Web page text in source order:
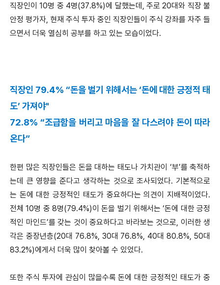
직장인이 10명 중 4명(37.8%)에 달했는데, 주로 20대와 직장 불
안정 평가자, 현재 주식 투자 중인 직장인들이 주식 강좌를 자주 들
으면서 더욱 열심히 공부를 하고 있는 모습이었다.
직장인 79.4% “돈을 벌기 위해서는 ‘돈에 대한 긍정적 태
도’ 가져야"
72.8% “조급함을 버리고 마음을 잘 다스려야 돈이 따라
온다”
한편 많은 직장인들은 돈을 대하는 태도나 가치관이 ‘부’를 축적하
는데 큰 영향을 준다고 생각하는 것으로 조사되었다. 기본적으로
는 돈에 대한 긍정적인 태도가 중요하다는 의견이 지배적이었다.
전체 10명 중 8명(79.4%)이 돈을 벌기 위해서는 ‘돈에 대한 긍정
적인 마인드’를 갖는 것이 중요하다고 바라보는 것으로, 이러한 생
각은 중장년층(20대 76.8%, 30대 76.8%, 40대 80.8%, 50대
83.2%)에게서 더욱 많이 찾아볼 수 있었다.
또한 주식 투자에 관심이 많을수록 돈에 대한 긍정적인 태도가 중